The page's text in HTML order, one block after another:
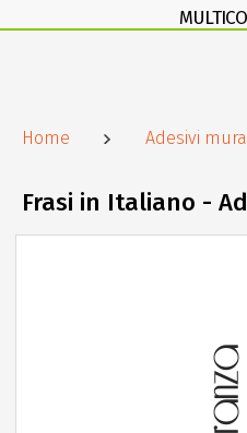
Home Adesivi
Frasi in Italiano -